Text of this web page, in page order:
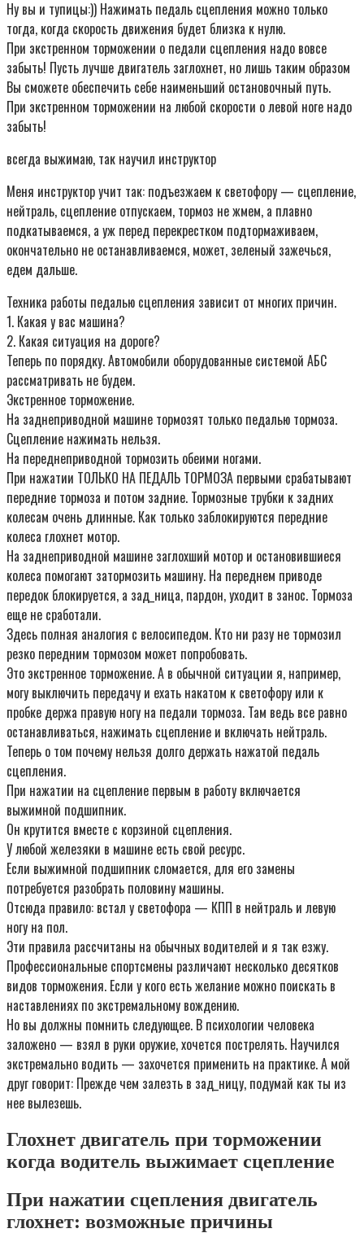
Ну вы и тупицы:)) Нажимать педаль сцепления можно только
тогда, когда скорость движения будет близка к нулю.
При экстренном торможении о педали сцепления надо вовсе
забыть! Пусть лучше двигатель заглохнет, но лишь таким образом
Вы сможете обеспечить себе наименьший остановочный путь.
При экстренном торможении на любой скорости о левой ноге надо
забыть!
всегда выжимаю, так научил инструктор
Меня инструктор учит так: подъезжаем к светофору — сцепление,
нейтраль, сцепление отпускаем, тормоз не жмем, а плавно
подкатываемся, а уж перед перекрестком подтормаживаем,
окончательно не останавливаемся, может, зеленый зажечься,
едем дальше.
Техника работы педалью сцепления зависит от многих причин.
1. Какая у вас машина?
2. Какая ситуация на дороге?
Теперь по порядку. Автомобили оборудованные системой АБС
рассматривать не будем.
Экстренное торможение.
На заднеприводной машине тормозят только педалью тормоза.
Сцепление нажимать нельзя.
На переднеприводной тормозить обеими ногами.
При нажатии ТОЛЬКО НА ПЕДАЛЬ ТОРМОЗА первыми срабатывают
передние тормоза и потом задние. Тормозные трубки к задних
колесам очень длинные. Как только заблокируются передние
колеса глохнет мотор.
На заднеприводной машине заглохший мотор и остановившиеся
колеса помогают затормозить машину. На переднем приводе
передок блокируется, а зад_ница, пардон, уходит в занос. Тормоза
еще не сработали.
Здесь полная аналогия с велосипедом. Кто ни разу не тормозил
резко передним тормозом может попробовать.
Это экстренное торможение. А в обычной ситуации я, например,
могу выключить передачу и ехать накатом к светофору или к
пробке держа правую ногу на педали тормоза. Там ведь все равно
останавливаться, нажимать сцепление и включать нейтраль.
Теперь о том почему нельзя долго держать нажатой педаль
сцепления.
При нажатии на сцепление первым в работу включается
выжимной подшипник.
Он крутится вместе с корзиной сцепления.
У любой железяки в машине есть свой ресурс.
Если выжимной подшипник сломается, для его замены
потребуется разобрать половину машины.
Отсюда правило: встал у светофора — КПП в нейтраль и левую
ногу на пол.
Эти правила рассчитаны на обычных водителей и я так езжу.
Профессиональные спортсмены различают несколько десятков
видов торможения. Если у кого есть желание можно поискать в
наставлениях по экстремальному вождению.
Но вы должны помнить следующее. В психологии человека
заложено — взял в руки оружие, хочется пострелять. Научился
экстремально водить — захочется применить на практике. А мой
друг говорит: Прежде чем залезть в зад_ницу, подумай как ты из
нее вылезешь.
Глохнет двигатель при торможении
когда водитель выжимает сцепление
При нажатии сцепления двигатель
глохнет: возможные причины